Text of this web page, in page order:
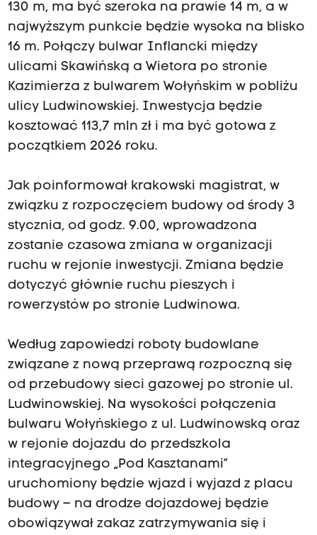
130 m, ma być szeroka na prawie 14 m, a w
najwyższym punkcie będzie wysoka na blisko
16 m. Połączy bulwar Inflancki między
ulicami Skawińską a Wietora po stronie
Kazimierza z bulwarem Wołyńskim w pobliżu
ulicy Ludwinowskiej. Inwestycja będzie
kosztować 113,7 mln zł i ma być gotowa z
początkiem 2026 roku.
Jak poinformował krakowski magistrat, w
związku z rozpoczęciem budowy od środy 3
stycznia, od godz. 9.00, wprowadzona
zostanie czasowa zmiana w organizacji
ruchu w rejonie inwestycji. Zmiana będzie
dotyczyć głównie ruchu pieszych i
rowerzystów po stronie Ludwinowa.
Według zapowiedzi roboty budowlane
związane z nową przeprawą rozpoczną się
od przebudowy sieci gazowej po stronie ul.
Ludwinowskiej. Na wysokości połączenia
bulwaru Wołyńskiego z ul. Ludwinowską oraz
w rejonie dojazdu do przedszkola
integracyjnego „Pod Kasztanami”
uruchomiony będzie wjazd i wyjazd z placu
budowy – na drodze dojazdowej będzie
obowiązywał zakaz zatrzymywania się i